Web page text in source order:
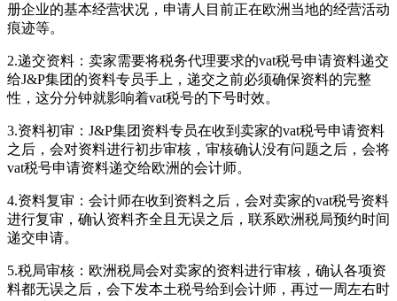
册企业的基本经营状况，申请人目前正在欧洲当地的经营活动
痕迹等。
2.递交资料：卖家需要将税务代理要求的vat税号申请资料递交
给J&P集团的资料专员手上，递交之前必须确保资料的完整
性，这分分钟就影响着vat税号的下号时效。
3.资料初审：J&P集团资料专员在收到卖家的vat税号申请资料
之后，会对资料进行初步审核，审核确认没有问题之后，会将
vat税号申请资料递交给欧洲的会计师。
4.资料复审：会计师在收到资料之后，会对卖家的vat税号资料
进行复审，确认资料齐全且无误之后，联系欧洲税局预约时间
递交申请。
5.税局审核：欧洲税局会对卖家的资料进行审核，确认各项资
料都无误之后，会下发本土税号给到会计师，再过一周左右时